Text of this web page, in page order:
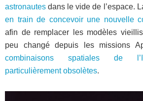
astronautes dans le vide de l’espace.
en train de concevoir une nouvelle
afin de remplacer les modèles
peu changé depuis les missions
combinaisons spatiales de
particulièrement obsolètes.